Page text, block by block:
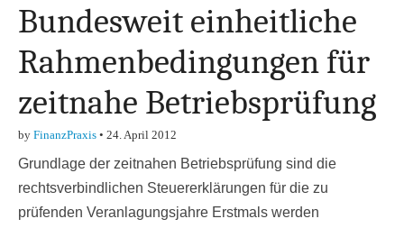
Bundesweit einheitliche
Rahmenbedingungen für
zeitnahe Betriebsprüfung
by FinanzPraxis • 24. April 2012
Grundlage der zeitnahen Betriebsprüfung sind die
rechtsverbindlichen Steuererklärungen für die zu
prüfenden Veranlagungsjahre Erstmals werden